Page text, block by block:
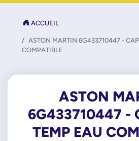
ACCUEIL
ASTON MARTIN 6G433710447 -
COMPATIBLE
ASTON
6G433710447 -
TEMP EAU